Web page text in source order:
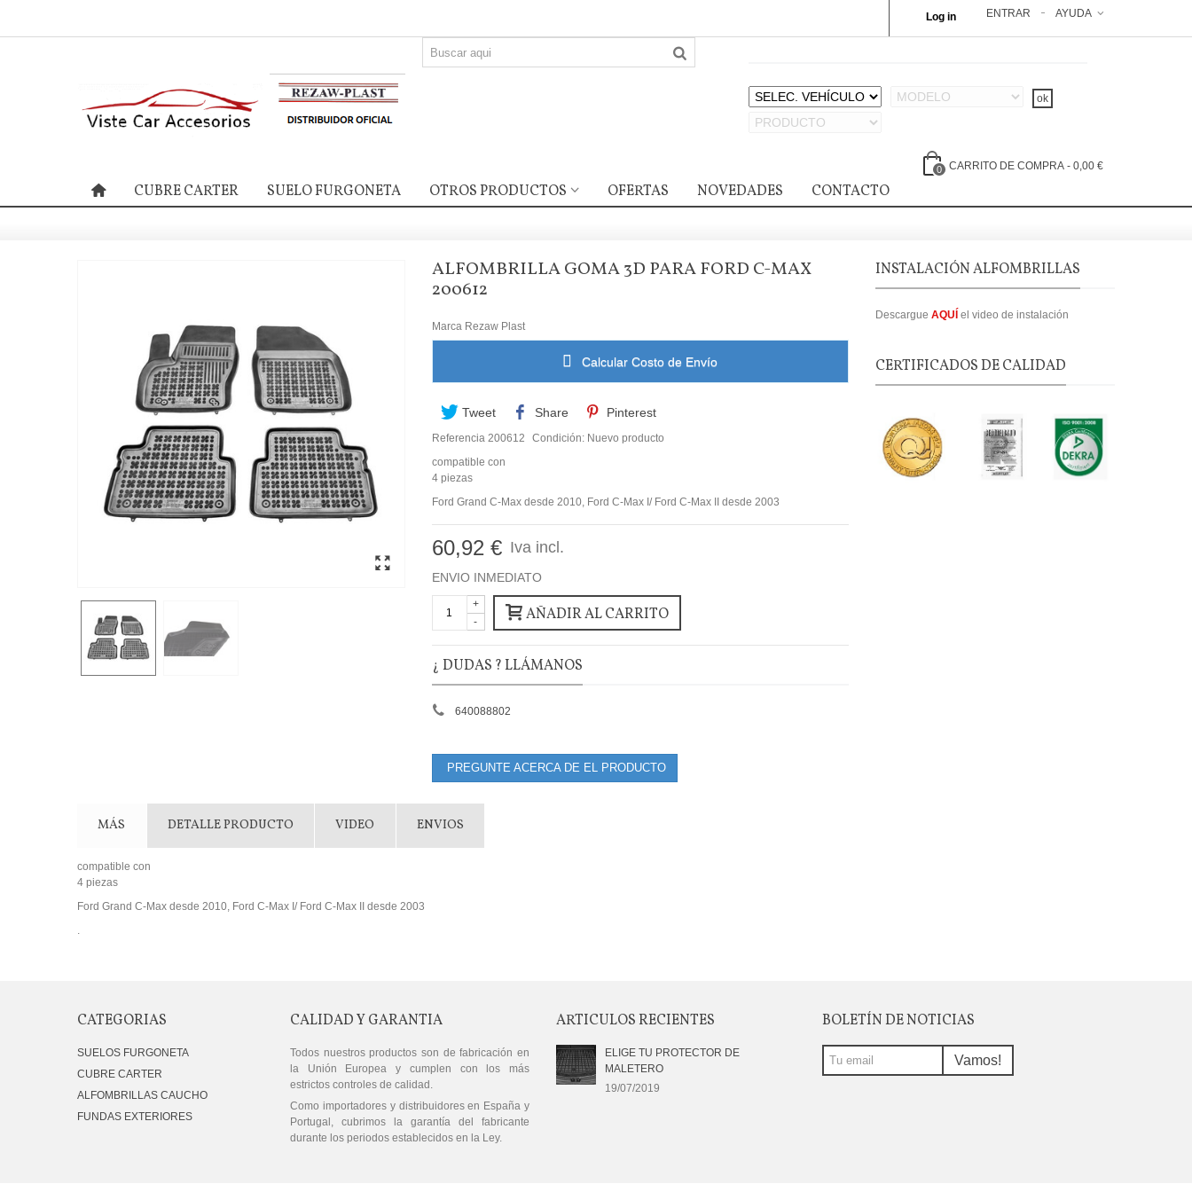
AYUDA
ENTRAR
Log in
0 CARRITO DE COMPRA - 0,00 €
CUBRE CARTER SUELO FURGONETA OTROS PRODUCTOS OFERTAS NOVEDADES CONTACTO
ALFOMBRILLA GOMA 3D PARA FORD C-MAX
200612
Marca Rezaw Plast
Calcular Costo de Envío
Tweet Share Pinterest
Referencia 200612 Condición: Nuevo producto
compatible con
4 piezas
Ford Grand C-Max desde 2010, Ford C-Max I/ Ford C-Max II desde 2003
60,92 € Iva incl.
ENVIO INMEDIATO
-
+
AÑADIR AL CARRITO
¿ DUDAS ? LLÁMANOS
640088802
PREGUNTE ACERCA DE EL PRODUCTO
INSTALACIÓN ALFOMBRILLAS
Descargue AQUÍ el video de instalación
CERTIFICADOS DE CALIDAD
MÁS DETALLE PRODUCTO VIDEO ENVIOS
compatible con
4 piezas
Ford Grand C-Max desde 2010, Ford C-Max I/ Ford C-Max II desde 2003
.
CATEGORIAS
SUELOS FURGONETA
CUBRE CARTER
ALFOMBRILLAS CAUCHO
FUNDAS EXTERIORES
CALIDAD Y GARANTIA
Todos nuestros productos son de fabricación en
la Unión Europea y cumplen con los más
estrictos controles de calidad.
Como importadores y distribuidores en España y
Portugal, cubrimos la garantía del fabricante
durante los periodos establecidos en la Ley.
ARTICULOS RECIENTES
ELIGE TU PROTECTOR DE
MALETERO
19/07/2019
BOLETÍN DE NOTICIAS
Vamos!